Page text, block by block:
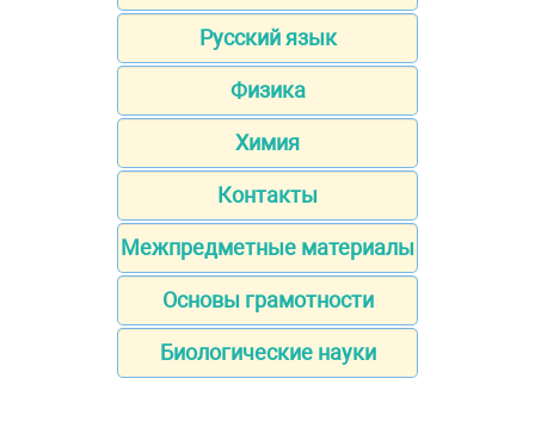
Русский язык
Физика
Химия
Контакты
Межпредметные материалы
Основы грамотности
Биологические науки